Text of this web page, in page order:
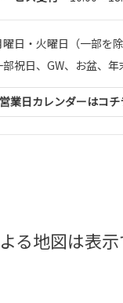
曜日・火曜日（一部を除
部祝日、GW、お盆、年
営業日カレンダーはコチ
る地図は表示